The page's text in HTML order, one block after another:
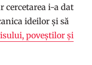
cercetarea i-a dat
ideilor și să
poveștilor și